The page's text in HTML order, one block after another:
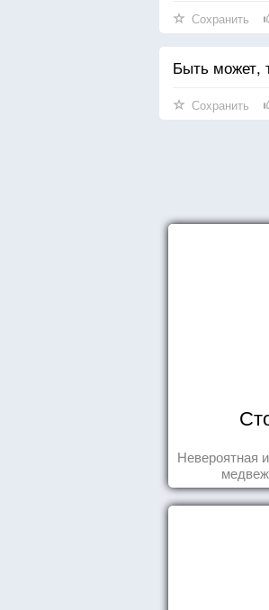
Сохранить
Быть может,
Сохранить
Невероятная